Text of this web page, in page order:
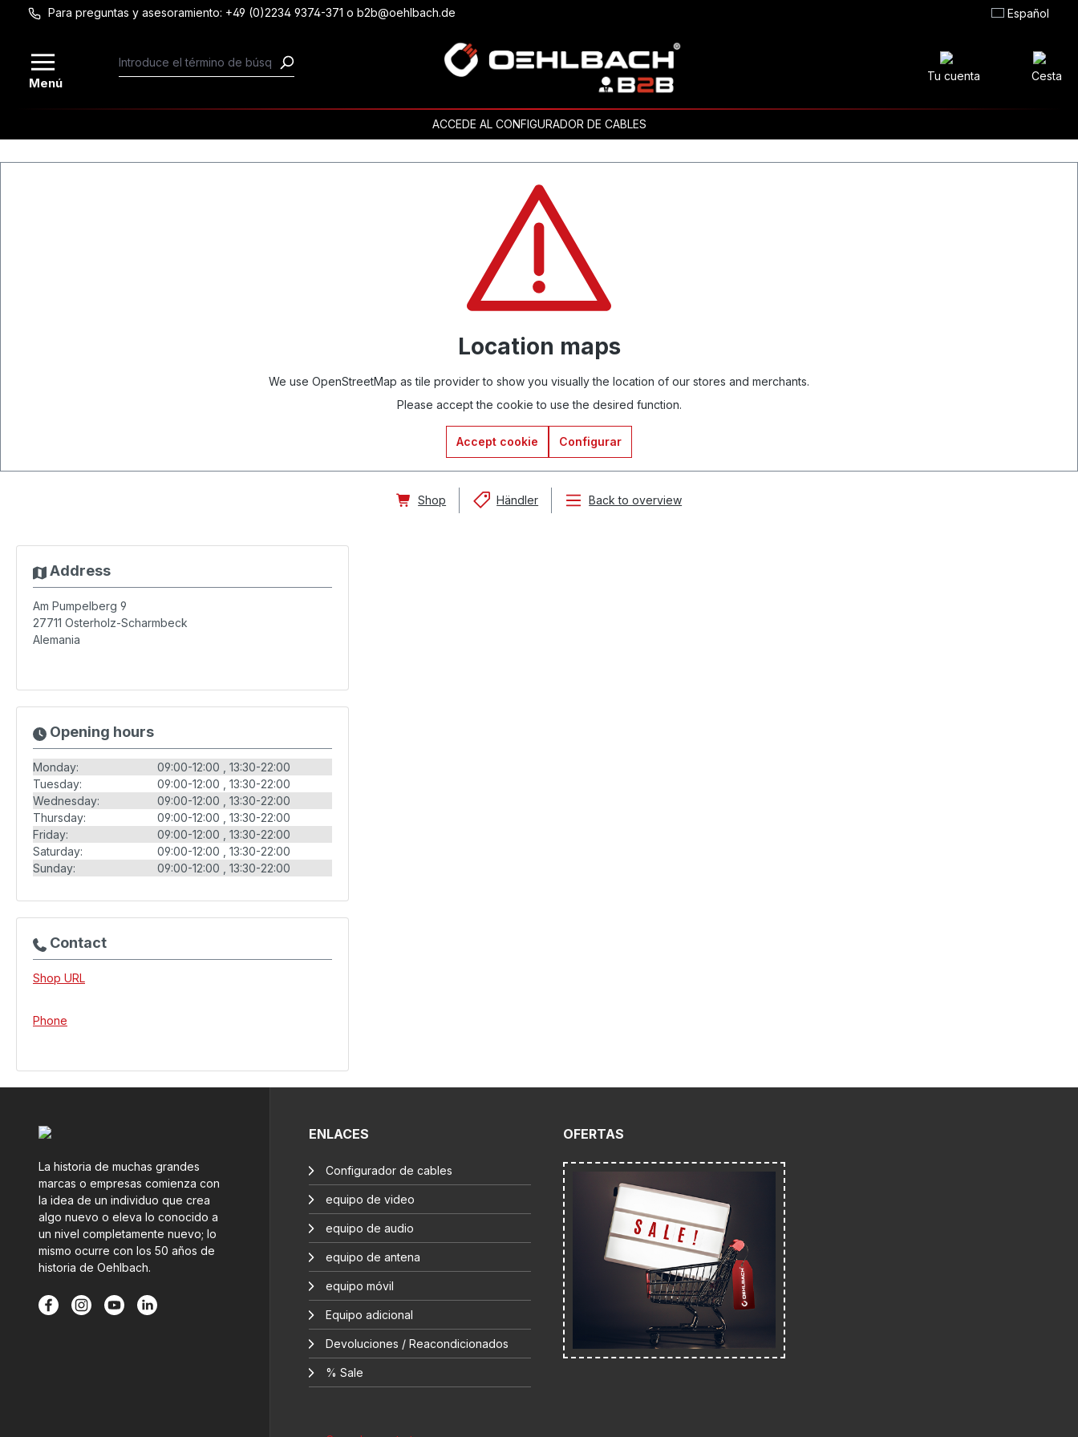
Saltar al contenido principal
Para preguntas y asesoramiento: +49 (0)2234 9374-371 o b2b@oehlbach.de Español
Menú Tu cuenta Cesta
ACCEDE AL CONFIGURADOR DE CABLES
Location maps
We use OpenStreetMap as tile provider to show you visually the location of our stores and merchants.
Please accept the cookie to use the desired function.
Accept cookie Configurar
Shop Händler Back to overview
Address
Am Pumpelberg 9
27711 Osterholz-Scharmbeck
Alemania
Opening hours
Monday: 09:00-12:00
13:30-22:00
Tuesday:
09:00-12:00
13:30-22:00
Wednesday:
09:00-12:00
13:30-22:00
Thursday:
09:00-12:00
13:30-22:00
Friday:
09:00-12:00
13:30-22:00
Saturday:
09:00-12:00
13:30-22:00
Sunday:
09:00-12:00 13:30-22:00
Contact
Shop URL
Phone
La historia de muchas grandes
marcas o empresas comienza con
la idea de un individuo que crea
algo nuevo o eleva lo conocido a
un nivel completamente nuevo; lo
mismo ocurre con los 50 años de
historia de Oehlbach.
ENLACES
Configurador de cables
equipo de video
equipo de audio
equipo de antena
equipo móvil
Equipo adicional
Devoluciones / Reacondicionados
% Sale
OFERTAS